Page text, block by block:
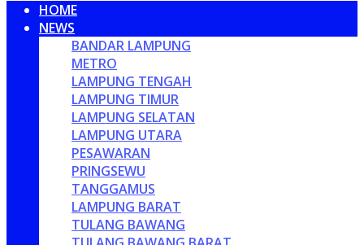
HOME
NEWS
BANDAR LAMPUNG
METRO
LAMPUNG TENGAH
LAMPUNG TIMUR
LAMPUNG SELATAN
LAMPUNG UTARA
PESAWARAN
PRINGSEWU
TANGGAMUS
LAMPUNG BARAT
TULANG BAWANG